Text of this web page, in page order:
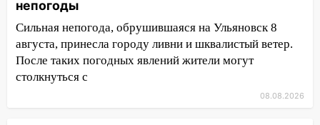
14:22 В Новом городе 8 августа пройдет
большой фестиваль «Наше время» с
мотофристайлом и концертом
«Мураками»
Жару смоет ливнями: прогноз
непогоды
Сильная непогода, обрушившаяся на Ульяновск 8
августа, принесла городу ливни и шквалистый ветер.
После таких погодных явлений жители могут
столкнуться с
08.08.2026